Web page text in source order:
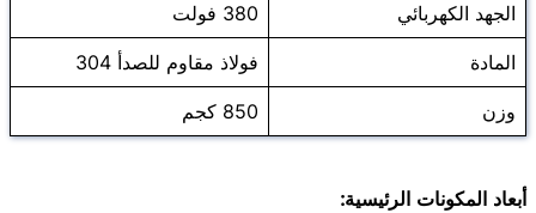
الجهد الكهربائي 380 فولت
المادة فولاذ مقاوم للصدأ 304
وزن 850 كجم
أبعاد المكونات الرئيسية: